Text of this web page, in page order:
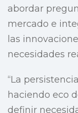
abordar
mercado e
las
necesidades
“La
haciendo eco
definir